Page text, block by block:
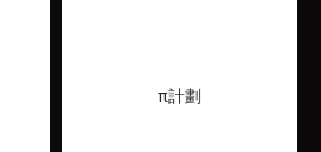
π計劃